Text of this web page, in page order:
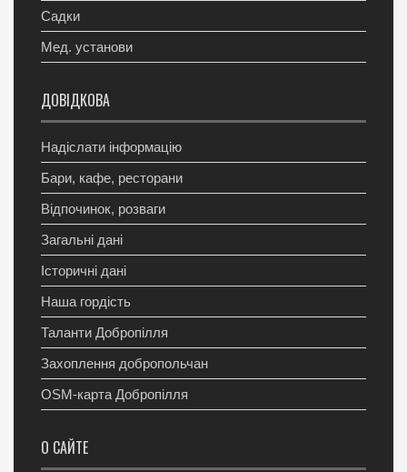
Садки
Мед. установи
ДОВІДКОВА
Надіслати інформацію
Бари, кафе, ресторани
Відпочинок, розваги
Загальні дані
Історичні дані
Наша гордість
Таланти Добропілля
Захоплення добропольчан
OSM-карта Добропілля
О САЙТЕ